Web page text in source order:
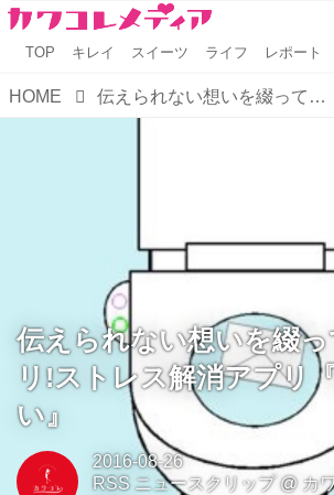
TOP キレイ スイーツ ライフ レポート
HOME 伝えられない想いを綴って超スッキリ!ストレス解消アプリ『届けぬ想い』
伝えられない想いを綴
リ!ストレス解消アプリ
い』
2016-08-26
RSS ニュースクリップ@ カ